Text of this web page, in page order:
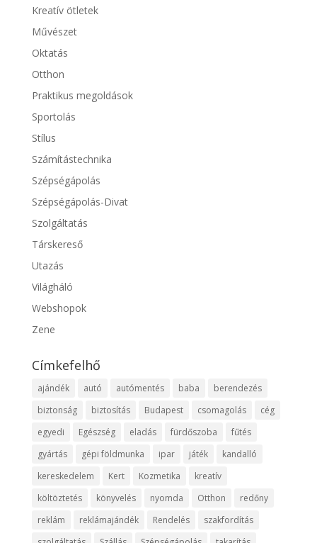
Kreatív ötletek
Művészet
Oktatás
Otthon
Praktikus megoldások
Sportolás
Stílus
Számítástechnika
Szépségápolás
Szépségápolás-Divat
Szolgáltatás
Társkereső
Utazás
Világháló
Webshopok
Zene
Címkefelhő
ajándék autó autómentés baba
berendezés
biztonság
biztosítás Budapest csomagolás
cég
egyedi
Egészség eladás fürdőszoba
fűtés
gyártás
gépi földmunka ipar játék
kandalló
kereskedelem
Kert Kozmetika
kreatív
költöztetés
könyvelés nyomda Otthon
redőny
reklám
reklámajándék Rendelés
szakfordítás